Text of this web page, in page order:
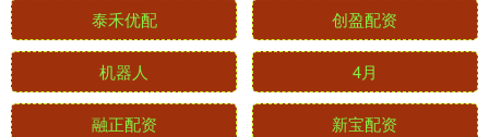
泰禾优配 创盈配资
机器人 4月
融正配资 新宝配资